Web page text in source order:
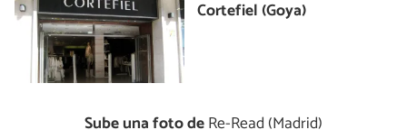
Cortefiel (Goya)
Sube una foto deRe-Read (Madrid)